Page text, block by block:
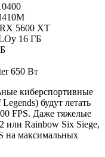
5600 XT
16 ГБ
650 Вт
киберспортивные
будут летать
FPS. Даже тяжелые
или Rainbow Six Siege,
на максимальных